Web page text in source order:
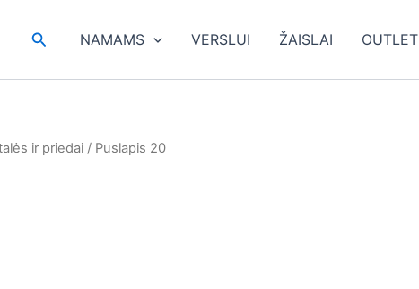
PaieškaNAMAMS VERSLUI ŽAISLAI OUTLET
ir priedai / Puslapis 20